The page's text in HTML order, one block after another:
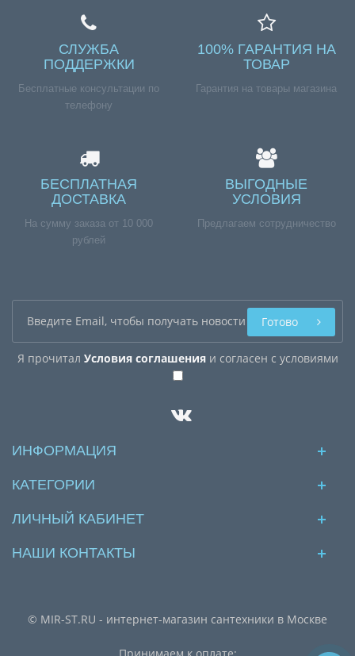
СЛУЖБА
ПОДДЕРЖКИ
Бесплатные консультации по
телефону
100% ГАРАНТИЯ НА
ТОВАР
Гарантия на товары магазина
БЕСПЛАТНАЯ
ДОСТАВКА
На сумму заказа от 10 000
рублей
ВЫГОДНЫЕ
УСЛОВИЯ
Предлагаем сотрудничество
Я прочитал Условия соглашенияи согласен с условиями
Готово
ИНФОРМАЦИЯ
КАТЕГОРИИ
ЛИЧНЫЙ КАБИНЕТ
НАШИ КОНТАКТЫ
© MIR-ST.RU - интернет-магазин сантехники в Москве